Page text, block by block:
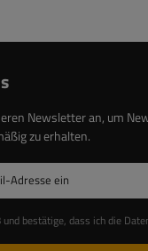
Newsletter an, um
zu erhalten.
Adresse ein
dass ich die Datenschutzerklärung der